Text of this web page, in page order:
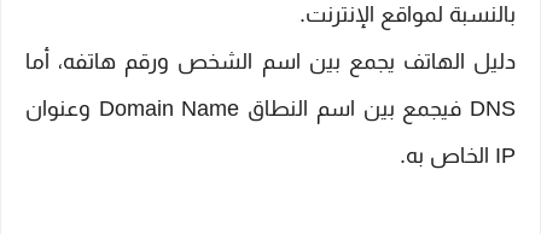
بالنسبة لمواقع الإنترنت.
دليل الهاتف يجمع بين اسم الشخص ورقم هاتفه، أما
DNS فيجمع بين اسم النطاق Domain Name وعنوان
IP الخاص به.